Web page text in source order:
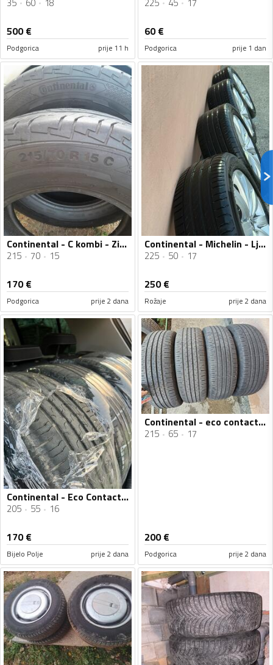
500€
Podgorica prije 11 h
60€
Podgorica prije 1 dan
Continental - C kombi - Zimska guma
215 70 15
170€
Podgorica prije 2 dana
Continental - Michelin - Ljetnja guma
225 50 17
250€
Rožaje prije 2 dana
Continental - Eco Contact 6 - Ljetnja guma
205 55 16
170€
Bijelo Polje prije 2 dana
Continental - eco contact 6 - Ljetnja guma
215 65 17
200€
Podgorica prije 2 dana